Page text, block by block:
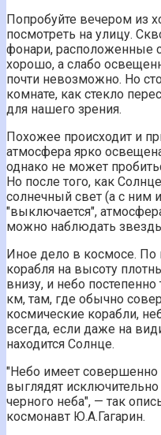
Попробуйте вечером из
посмотреть на улицу.
фонари, расположенные
хорошо, а слабо
почти невозможно. Но
комнате, как стекло
для нашего зрения.
Похожее происходит и
атмосфера ярко
однако не может
Но после того, как
солнечный свет (а с ним
"выключается",
можно наблюдать
Иное дело в космосе. По
корабля на высоту
внизу, и небо
км, там, где обычно
космические корабли,
всегда, если даже на
находится Солнце.
"Небо имеет
выглядят
черного неба", — так
космонавт Ю.А.Гагарин.